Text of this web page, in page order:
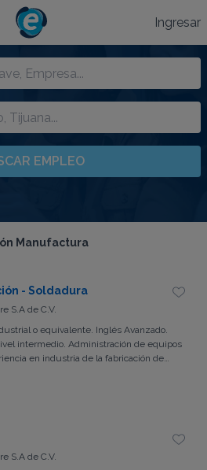
Ingresar
EMPLEO
Manufactura
- Soldadura
S.A de C.V.
o equivalente. Inglés Avanzado.
intermedio. Administración de equipos
en industria de la fabricación de
S.A de C.V.